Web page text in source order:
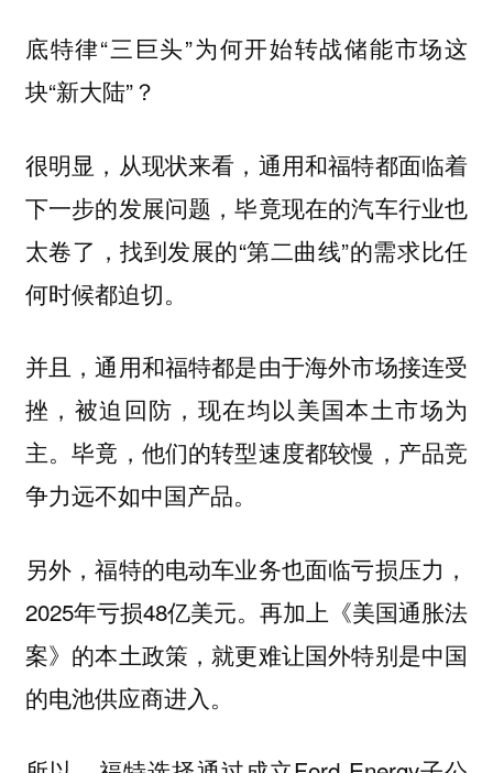
底特律“三巨头”为何开始转战储能市场这
块“新大陆”？
很明显，从现状来看，通用和福特都面临着
下一步的发展问题，毕竟现在的汽车行业也
太卷了，找到发展的“第二曲线”的需求比任
何时候都迫切。
并且，通用和福特都是由于海外市场接连受
挫，被迫回防，现在均以美国本土市场为
主。毕竟，他们的转型速度都较慢，产品竞
争力远不如中国产品。
另外，福特的电动车业务也面临亏损压力，
2025年亏损48亿美元。再加上《美国通胀法
案》的本土政策，就更难让国外特别是中国
的电池供应商进入。